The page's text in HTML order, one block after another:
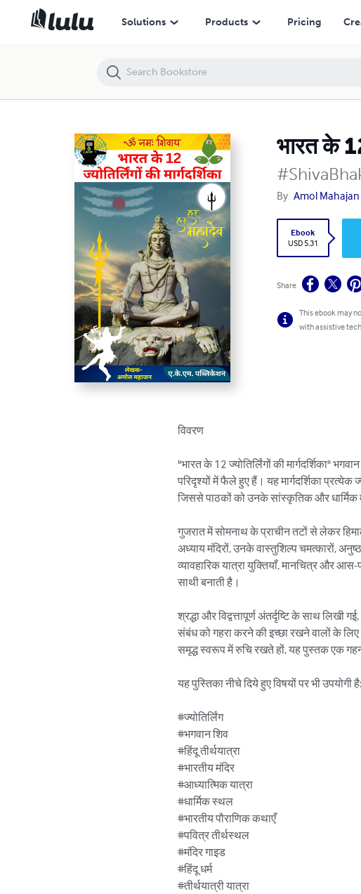
Solutions Products Pricing
भारत के 12
By Amol Mahajan
Ebook
USD 5.31
Share
This ebook may
with assistive
विवरण
"भारत के 12 ज्योतिर्लिंगों की मार्गदर्शिका"
परिदृश्यों में फैले हुए हैं। यह मार्गदर्शिका
जिससे पाठकों को उनके सांस्कृतिक और धार्मिक
गुजरात में सोमनाथ के प्राचीन तटों से लेकर
अध्याय मंदिरों, उनके वास्तुशिल्प चमत्कारों,
व्यावहारिक यात्रा युक्तियाँ, मानचित्र और
साथी बनाती है।
श्रद्धा और विद्वत्तापूर्ण अंतर्दृष्टि के साथ
संबंध को गहरा करने की इच्छा रखने वालों के लिए
समृद्ध स्वरूप में रुचि रखते हों, यह पुस्तक एक
यह पुस्तिका नीचे दिये हुए विषयों पर भी उपयोगी
#ज्योतिर्लिंग
#भगवान शिव
#हिंदू तीर्थयात्रा
#भारतीय मंदिर
#आध्यात्मिक यात्रा
#धार्मिक स्थल
#भारतीय पौराणिक कथाएँ
#पवित्र तीर्थस्थल
#मंदिर गाइड
#हिंदू धर्म
#तीर्थयात्री यात्रा
भारत के 12 ज्योतिर्लिंगों की मार्गदर्शिका